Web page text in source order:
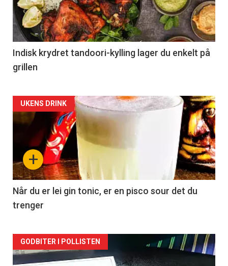
Indisk krydret tandoori-kylling lager du enkelt på
grillen
Forsiden
akkurat
nå
-
2
+
UKENS DRINK
Når du er lei gin tonic, er en pisco sour det du
trenger
Forsiden
GODBITER I POLLISTEN